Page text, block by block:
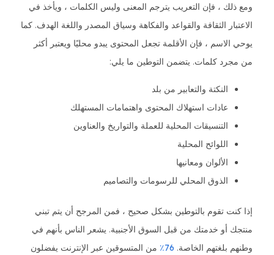
ومع ذلك ، فإن التعريب يترجم المعنى وليس الكلمات ، ويأخذ في
الاعتبار الثقافة والقواعد والفكاهة وسياق المصدر واللغة الهدف. كما
يوحي الاسم ، فإن الأقلمة تجعل المحتوى يبدو محليًا ويعتبر أكثر
من مجرد كلمات. يتضمن التوطين ما يلي:
النكتة والتعابير من بلد
عادات استهلاك المحتوى واهتمامات المستهلك
التنسيقات المحلية للعملة والتواريخ والعناوين
اللوائح المحلية
الألوان ومعانيها
الذوق المحلي للرسومات والتصاميم
إذا كنت تقوم بالتوطين بشكل صحيح ، فمن المرجح أن يتم تبني
منتجك أو خدمتك من قبل السوق الأجنبية. يشعر الناس بأنهم في
وطنهم بلغتهم الخاصة. 76٪ من المتسوقين عبر الإنترنت يفضلون